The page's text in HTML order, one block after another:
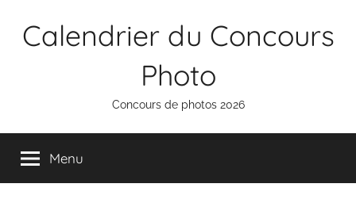
Calendrier du Concours
Photo
Concours de photos 2026
Menu